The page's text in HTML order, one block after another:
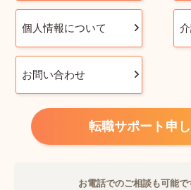
個人情報について
お問い合わせ
転職サポート申
お電話でのご相談も可能